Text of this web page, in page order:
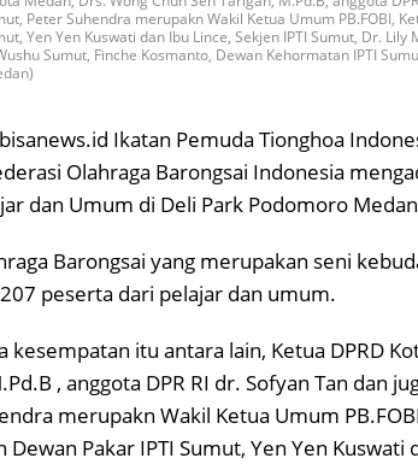
Peter Suhendra merupakn Wakil Ketua Umum PB.FOBI,
Yen Yen Kuswati dan Ibu Lince, Sekjen IPTI Sumut, Dr.
Sumut, Finche Kosmanto, Dewan Kehormatan IPTI
Ikatan Pemuda Tionghoa
Olahraga Barongsai Indonesia
dan Umum di Deli Park Podomoro
Barongsai yang merupakan seni
peserta dari pelajar dan umum.
kesempatan itu antara lain, Ketua DPRD
, anggota DPR RI dr. Sofyan Tan dan
merupakn Wakil Ketua Umum
Dewan Pakar IPTI Sumut, Yen Yen Kuswati